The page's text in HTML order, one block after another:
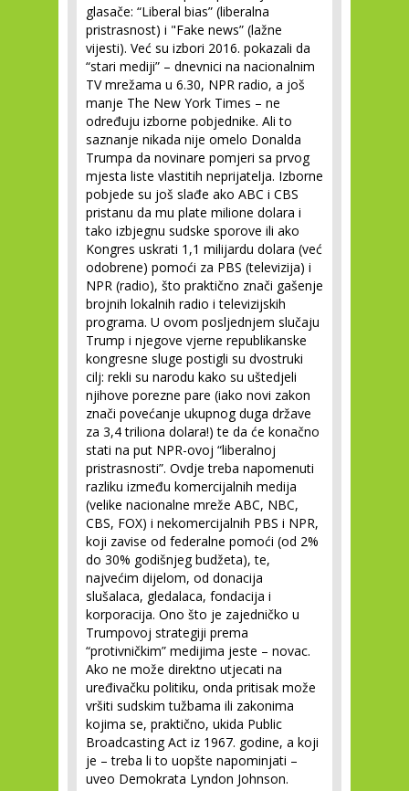
glasače: “Liberal bias” (liberalna
pristrasnost) i "Fake news” (lažne
vijesti). Već su izbori 2016. pokazali da
“stari mediji” – dnevnici na nacionalnim
TV mrežama u 6.30, NPR radio, a još
manje The New York Times – ne
određuju izborne pobjednike. Ali to
saznanje nikada nije omelo Donalda
Trumpa da novinare pomjeri sa prvog
mjesta liste vlastitih neprijatelja. Izborne
pobjede su još slađe ako ABC i CBS
pristanu da mu plate milione dolara i
tako izbjegnu sudske sporove ili ako
Kongres uskrati 1,1 milijardu dolara (već
odobrene) pomoći za PBS (televizija) i
NPR (radio), što praktično znači gašenje
brojnih lokalnih radio i televizijskih
programa. U ovom posljednjem slučaju
Trump i njegove vjerne republikanske
kongresne sluge postigli su dvostruki
cilj: rekli su narodu kako su uštedjeli
njihove porezne pare (iako novi zakon
znači povećanje ukupnog duga države
za 3,4 triliona dolara!) te da će konačno
stati na put NPR-ovoj “liberalnoj
pristrasnosti”. Ovdje treba napomenuti
razliku između komercijalnih medija
(velike nacionalne mreže ABC, NBC,
CBS, FOX) i nekomercijalnih PBS i NPR,
koji zavise od federalne pomoći (od 2%
do 30% godišnjeg budžeta), te,
najvećim dijelom, od donacija
slušalaca, gledalaca, fondacija i
korporacija. Ono što je zajedničko u
Trumpovoj strategiji prema
“protivničkim” medijima jeste – novac.
Ako ne može direktno utjecati na
uređivačku politiku, onda pritisak može
vršiti sudskim tužbama ili zakonima
kojima se, praktično, ukida Public
Broadcasting Act iz 1967. godine, a koji
je – treba li to uopšte napominjati –
uveo Demokrata Lyndon Johnson.